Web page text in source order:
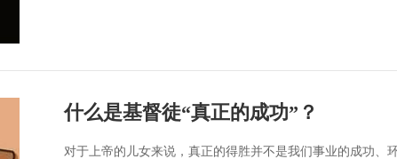
什么是基督徒“真正的成功”？
对于上帝的儿女来说，真正的得胜并不是我们事业的成功、